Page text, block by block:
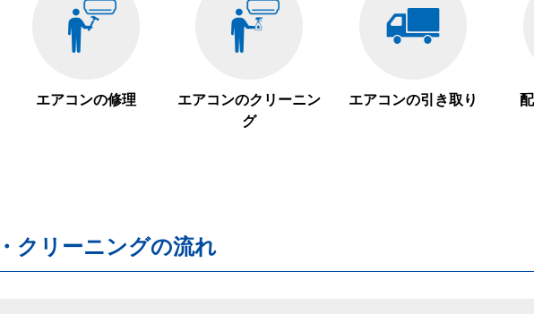
エアコンの修理
エアコンのクリーニン
グ
エアコンの引き取り
クリーニングの流れ